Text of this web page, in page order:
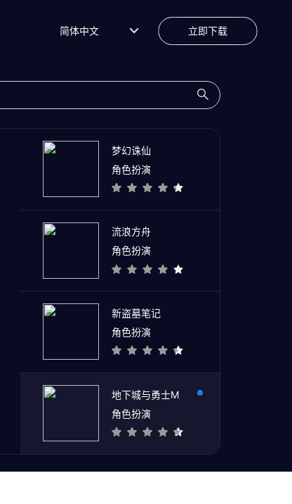
简体中文 立即下载
梦幻诛仙
角色扮演
流浪方舟
角色扮演
新盗墓笔记
角色扮演
地下城与勇士M
角色扮演